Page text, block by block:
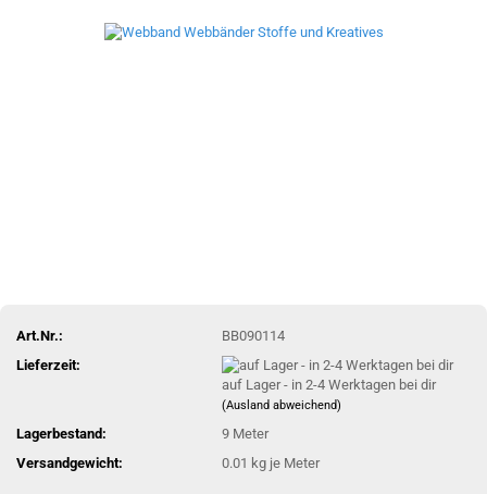
Art.Nr.:
BB090114
Lieferzeit:
auf Lager - in 2-4 Werktagen bei dir
(Ausland abweichend)
Lagerbestand: 9 Meter
Versandgewicht:
0.01 kg je Meter